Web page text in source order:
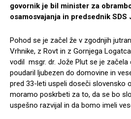
govornik je bil minister za
osamosvajanja in predsednik SDS
Pohod se je začel že v zgodnjih
Vrhnike, z Rovt in z Gornjega
vodil msgr. dr. Jože Plut se je začela
poudaril ljubezen do domovine in
pred 33-leti uspeli doseči slovensko
moramo poskrbeti za to, da se bo
uspešno razvijal in da bomo imeli